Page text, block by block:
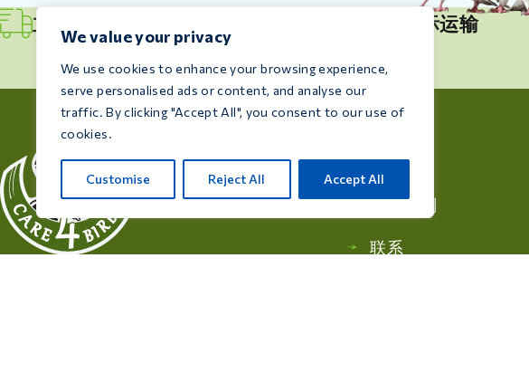
We value your privacy
We use cookies to enhance your browsing experience,
serve personalised ads or content, and analyse our
traffic. By clicking "Accept All", you consent to our use of
cookies.
Customise Reject All Accept All
立即发货 国际运输
建议
飞行计划
联系